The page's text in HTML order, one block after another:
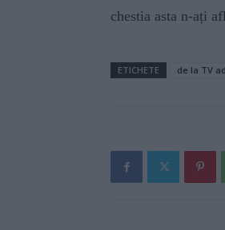
chestia asta n-ați
ETICHETE de la TV